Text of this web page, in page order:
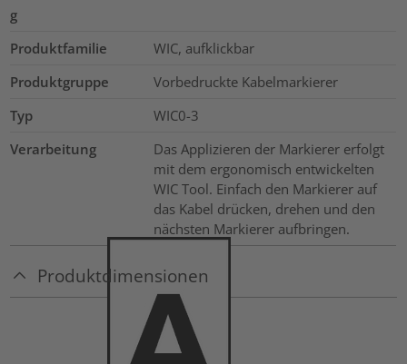
g
Produktfamilie
WIC, aufklickbar
Produktgruppe
Vorbedruckte Kabelmarkierer
Typ
WIC0-3
Verarbeitung
Das Applizieren der Markierer erfolgt
mit dem ergonomisch entwickelten
WIC Tool. Einfach den Markierer auf
das Kabel drücken, drehen und den
nächsten Markierer aufbringen.
Produktdimensionen